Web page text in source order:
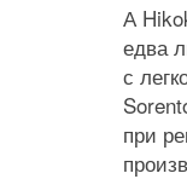
А
едва
с
при